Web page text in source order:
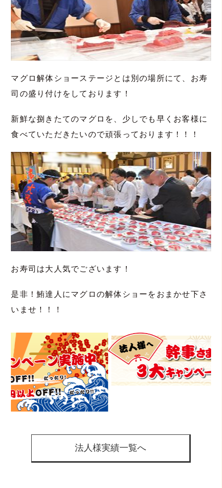
マグロ解体ショーステージとは別の場所にて、お寿
司の盛り付けをしております！
新鮮な捌きたてのマグロを、少しでも早くお客様に
食べていただきたいので頑張っております！！！
お寿司は大人気でございます！
是非！鮪達人にマグロの解体ショーをおまかせ下さ
いませ！！！
法人様実績一覧へ